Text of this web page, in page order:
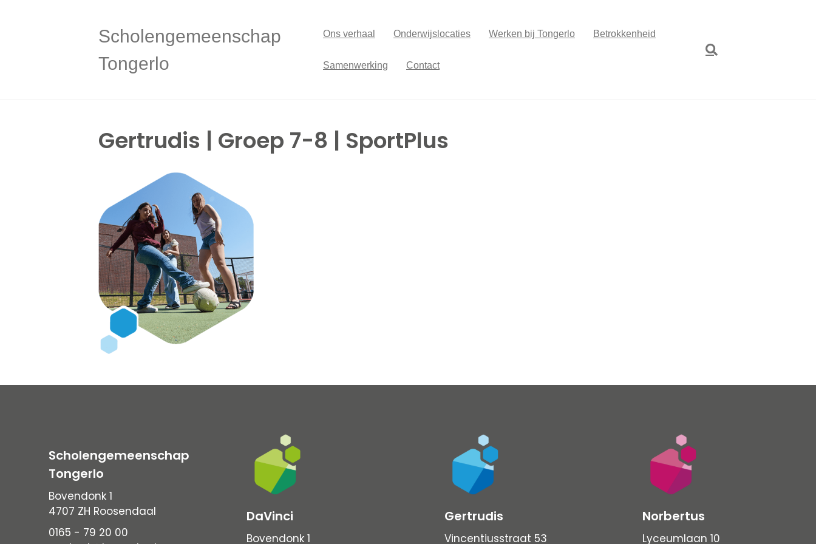
Scholengemeenschap
Tongerlo
Ons verhaal Onderwijslocaties Werken bij Tongerlo Betrokkenheid
Samenwerking Contact
Gertrudis | Groep 7-8 | SportPlus
Scholengemeenschap
Tongerlo
Bovendonk 1
4707 ZH Roosendaal
0165 - 79 20 00
DaVinci
Bovendonk 1
Gertrudis
Vincentiusstraat 53
Norbertus
Lyceumlaan 10